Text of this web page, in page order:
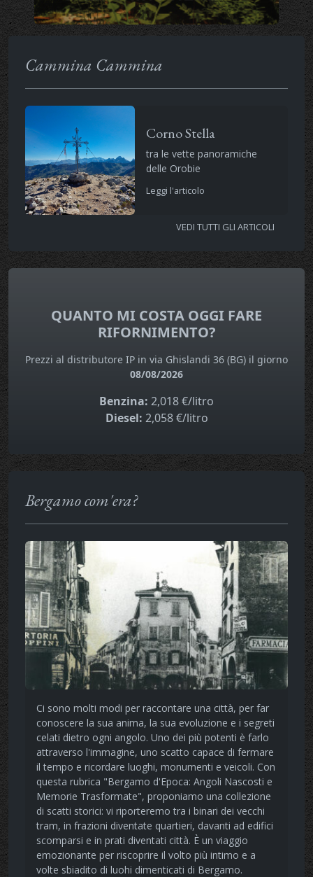
Cammina Cammina
Corno Stella
tra le vette panoramiche
delle Orobie
Leggi l'articolo
VEDI TUTTI GLI ARTICOLI
QUANTO MI COSTA OGGI FARE
RIFORNIMENTO?
Prezzi al distributore IP in via Ghislandi 36 (BG) il giorno
08/08/2026
Benzina: 2,018 €/litro
Diesel: 2,058 €/litro
Bergamo com'era?
Ci sono molti modi per raccontare una città, per far
conoscere la sua anima, la sua evoluzione e i segreti
celati dietro ogni angolo. Uno dei più potenti è farlo
attraverso l'immagine, uno scatto capace di fermare
il tempo e ricordare luoghi, monumenti e veicoli. Con
questa rubrica "Bergamo d'Epoca: Angoli Nascosti e
Memorie Trasformate", proponiamo una collezione
di scatti storici: vi riporteremo tra i binari dei vecchi
tram, in frazioni diventate quartieri, davanti ad edifici
scomparsi e in prati diventati città. È un viaggio
emozionante per riscoprire il volto più intimo e a
volte sbiadito di luohi dimenticati di Bergamo.